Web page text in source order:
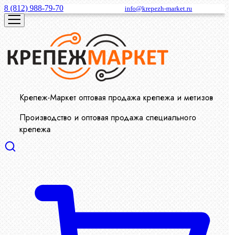
8 (812) 988-79-70 info@krepezh-market.ru
Крепеж-Маркет оптовая продажа крепежа и метизов
Производство и оптовая продажа специального
крепежа